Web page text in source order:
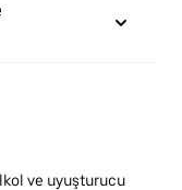
ve uyuşturucu